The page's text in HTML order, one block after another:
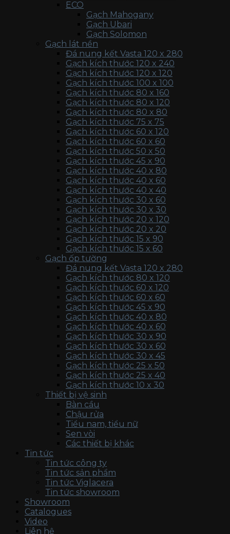
ECO
Gạch Mahogany
Gạch Ubari
Gạch Solomon
Gạch lát nền
Đá nung kết Vasta 120 x 280
Gạch kích thước 120 x 240
Gạch kích thước 120 x 120
Gạch kích thước 100 x 100
Gạch kích thước 80 x 160
Gạch kích thước 80 x 120
Gạch kích thước 80 x 80
Gạch kích thước 75 x 75
Gạch kích thước 60 x 120
Gạch kích thước 60 x 60
Gạch kích thước 50 x 50
Gạch kích thước 45 x 90
Gạch kích thước 40 x 80
Gạch kích thước 40 x 60
Gạch kích thước 40 x 40
Gạch kích thước 30 x 60
Gạch kích thước 30 x 30
Gạch kích thước 20 x 120
Gạch kích thước 20 x 20
Gạch kích thước 15 x 90
Gạch kích thước 15 x 60
Gạch ốp tường
Đá nung kết Vasta 120 x 280
Gạch kích thước 80 x 120
Gạch kích thước 60 x 120
Gạch kích thước 60 x 60
Gạch kích thước 45 x 90
Gạch kích thước 40 x 80
Gạch kích thước 40 x 60
Gạch kích thước 30 x 90
Gạch kích thước 30 x 60
Gạch kích thước 30 x 45
Gạch kích thước 25 x 50
Gạch kích thước 25 x 40
Gạch kích thước 10 x 30
Thiết bị vệ sinh
Bàn cầu
Chậu rửa
Tiểu nam, tiểu nữ
Sen vòi
Các thiết bị khác
Tin tức
Tin tức công ty
Tin tức sản phẩm
Tin tức Viglacera
Tin tức showroom
Showroom
Catalogues
Video
Liên hệ